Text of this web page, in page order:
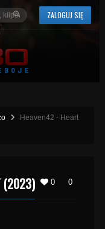
ZALOGUJ SIĘ
Heaven42 - Heart
0 0
(2023)